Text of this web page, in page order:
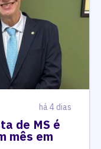
há 4 dias
de MS é
mês em